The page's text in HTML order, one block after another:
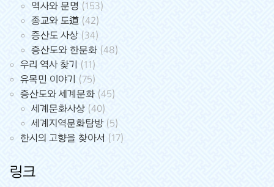
역사와 문명 (153)
종교와 도道 (42)
증산도 사상 (34)
증산도와 한문화 (48)
우리 역사 찾기
(11)
유목민 이야기
(75)
증산도와 세계문화 (45)
세계문화사상 (40)
세계지역문화탐방(5)
한시의 고향을 찾아서 (17)
링크